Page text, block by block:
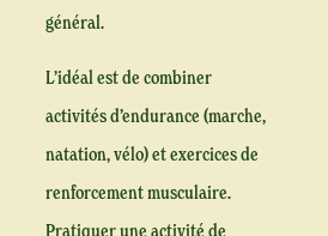
général.
L’idéal est de combiner
activités d’endurance (marche,
natation, vélo) et exercices de
renforcement musculaire.
Pratiquer une activité de